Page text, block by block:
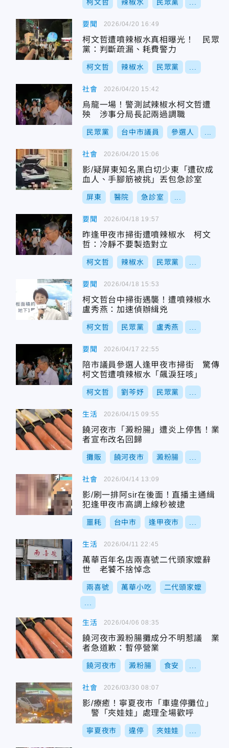
柯文哲 辣椒水 民眾黨
要聞
柯文哲遭噴辣椒水真相曝光！ 民眾
黨：判斷疏漏、耗費警力
柯文哲 辣椒水 民眾黨
2026/04/20 16:49
社會
烏龍一場！警測試辣椒水柯文哲遭
殃 涉事分局長記兩過調職
民眾黨 台中市議員 參選人
2026/04/20 15:42
社會
影/疑屏東知名黑白切少東「遭砍成
血人、手腳筋被挑」丟包急診室
屏東 醫院 急診室
2026/04/20 15:06
要聞
昨逢甲夜市掃街遭噴辣椒水 柯文
哲：冷靜不要製造對立
柯文哲 辣椒水 民眾黨
2026/04/18 19:57
要聞
柯文哲台中掃街遇襲！遭噴辣椒水
盧秀燕：加速偵辦緝兇
柯文哲 民眾黨 盧秀燕
2026/04/18 15:53
要聞
陪市議員參選人逢甲夜市掃街 驚傳
柯文哲遭噴辣椒水「飆淚狂咳」
柯文哲 劉芩妤 民眾黨
2026/04/17 22:55
生活
饒河夜市「澱粉腸」遭炎上停售！業
者宣布改名回歸
攤販 饒河夜市 澱粉腸
2026/04/15 09:55
社會
影/刷一排阿sir在後面！直播主通緝
犯逢甲夜市高調上線秒被逮
噩耗 台中市 逢甲夜市
2026/04/14 13:09
生活
萬華百年名店兩喜號二代頭家嬤辭
世 老饕不捨悼念
兩喜號 萬華小吃 二代頭家嬤
2026/04/11 22:45
生活
饒河夜市澱粉腸攤成分不明惹議 業
者急道歉：暫停營業
饒河夜市 澱粉腸 食安
2026/04/06 08:35
社會
影/療癒！寧夏夜市「車違停攤位」
警「夾娃娃」處理全場歡呼
寧夏夜市 違停 夾娃娃
2026/03/30 08:07